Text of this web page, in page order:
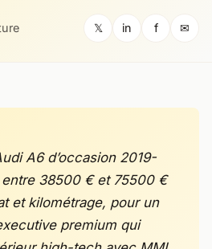
𝕏 in f ✉
A6 d’occasion 2019-
38500 € et 75500 €
et kilométrage, pour un
premium qui